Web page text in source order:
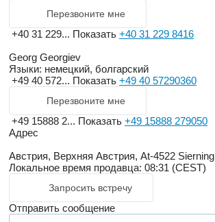
Перезвоните мне
+40 31 229... Показать +40 31 229 8416
Georg Georgiev
Языки: немецкий, болгарский
+49 40 572... Показать +49 40 57290360
Перезвоните мне
+49 15888 2... Показать +49 15888 279050
Адрес
Австрия, Верхняя Австрия, At-4522 Sierning
Локальное время продавца: 08:31 (CEST)
Запросить встречу
Отправить сообщение